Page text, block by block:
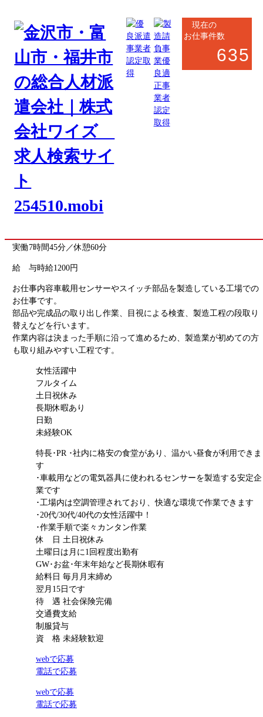
現在の
お仕事件数
635
野々市市・白山市
製造系
車載用センサー・スイッチ部品の製造・検査
お仕事番号kanazawa_7913
《応募先》金沢営業所
勤務地
(最寄駅 松任駅)
駅から車で9分
実働7時間45分／休憩60分
給 与時給1200円
お仕事内容車載用センサーやスイッチ部品を製造している工場での
お仕事です。
部品や完成品の取り出し作業、目視による検査、製造工程の段取り
替えなどを行います。
作業内容は決まった手順に沿って進めるため、製造業が初めての方
も取り組みやすい工程です。
女性活躍中
フルタイム
土日祝休み
長期休暇あり
日勤
未経験OK
特長･PR ･社内に格安の食堂があり、温かい昼食が利用できま
す
･車載用などの電気器具に使われるセンサーを製造する安定企
業です
･工場内は空調管理されており、快適な環境で作業できます
･20代/30代/40代の女性活躍中！
･作業手順で楽々カンタン作業
休 日 土日祝休み
土曜日は月に1回程度出勤有
GW･お盆･年末年始など長期休暇有
給料日 毎月月末締め
翌月15日です
待 遇 社会保険完備
交通費支給
制服貸与
資 格 未経験歓迎
webで応募
電話で応募
webで応募
電話で応募